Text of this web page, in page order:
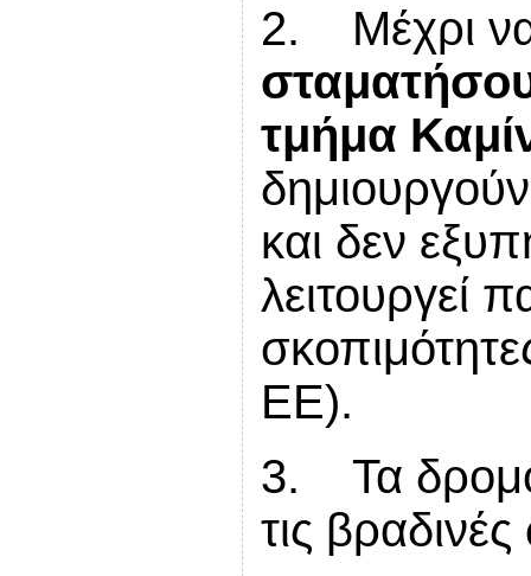
2. Μέχρι
τμήμα
και δεν
λειτουργεί
ΕΕ).
3. Τα
τις